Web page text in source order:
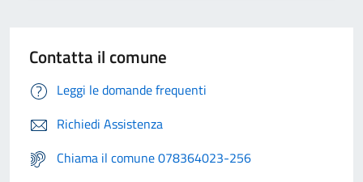
Contatta il comune
Leggi le domande frequenti
Richiedi Assistenza
Chiama il comune 078364023-256